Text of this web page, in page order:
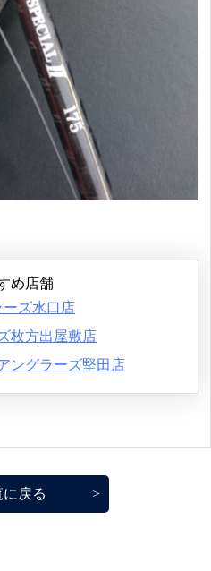
め店舗
ーズ水口店
枚方出屋敷店
ングラーズ堅田店
に戻る